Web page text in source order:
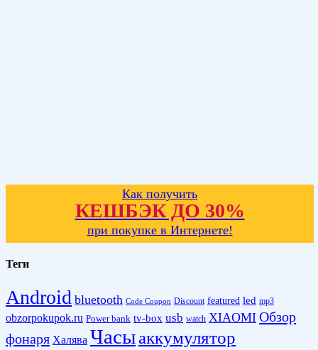
Как получить
КЕШБЭК ДО 30%
при покупке в Интернете!
Теги
Android bluetooth Code Coupon Discount featured led mp3
obzorpokupok.ru Power bank tv-box usb watch XIAOMI Обзор
фонаря Халява Часыаккумулятор